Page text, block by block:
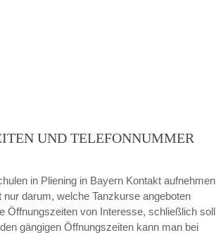
UND TELEFONNUMMER
in Pliening in Bayern Kontakt aufnehmen
darum, welche Tanzkurse angeboten
Öffnungszeiten von Interesse, schließlich soll
gängigen Öffnungszeiten kann man bei